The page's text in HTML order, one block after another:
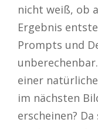
nicht weiß, ob
Ergebnis
Prompts und
einer
im nächsten
erscheinen?